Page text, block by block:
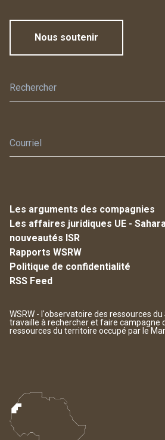
Nous soutenir
Les arguments des compagnies
Les affaires juridiques UE -
nouveautés ISR
Rapports WSRW
Politique de confidentialité
RSS Feed
WSRW - l'observatoire des ressources
travaille à rechercher et faire campagne
ressources du territoire occupé par le